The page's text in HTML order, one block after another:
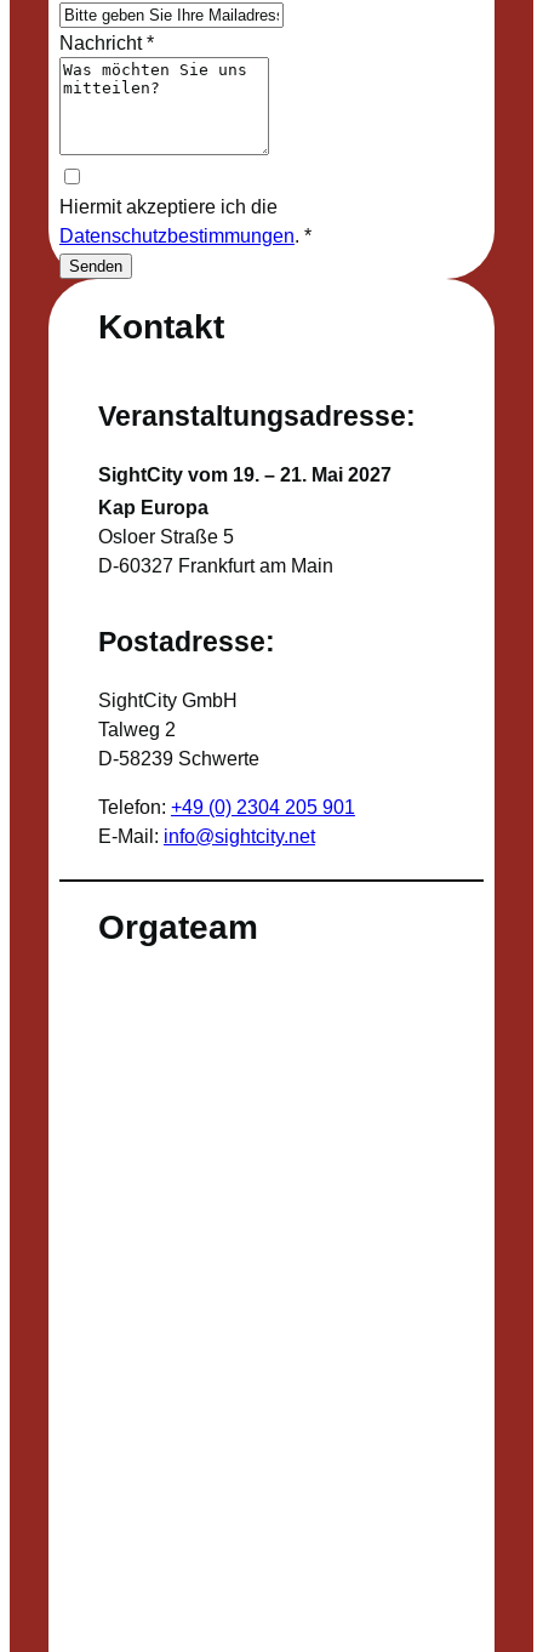
Kontakt
Veranstaltungsadresse:
SightCity vom 19. – 21. Mai 2027
Kap Europa
Osloer Straße 5
D-60327 Frankfurt am Main
Postadresse:
SightCity GmbH
Talweg 2
D-58239 Schwerte
Telefon: +49 (0) 2304 205 901
E-Mail: info@sightcity.net
Orgateam
Nachricht*
Hiermit akzeptiere ich die
Datenschutzbestimmungen. *
Senden